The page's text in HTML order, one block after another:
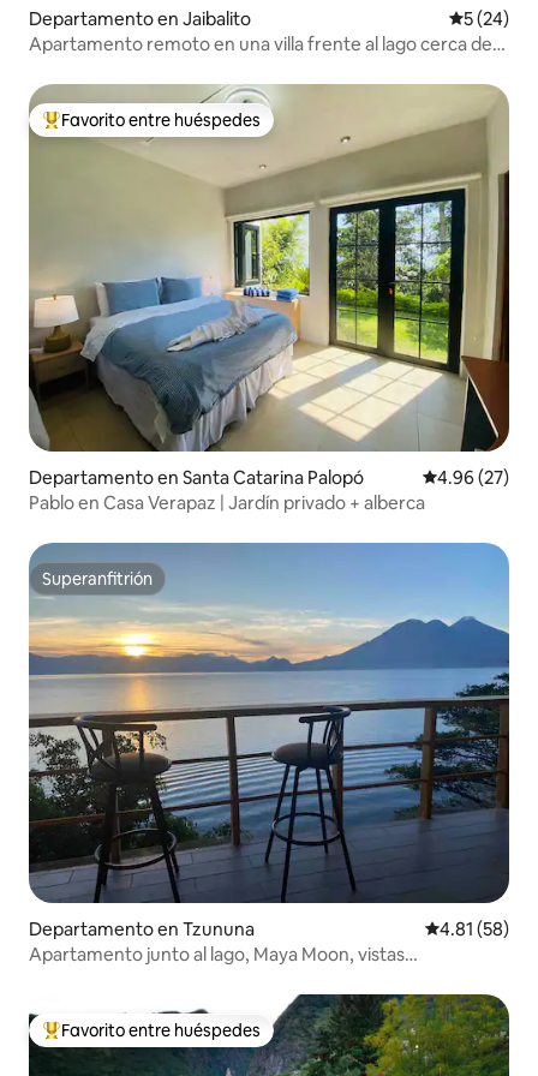
Departamento en Jaibalito
5 (24)
Apartamento remoto en una villa frente al lago cerca de
De los mejores en Favorito entre huéspedes
Favorito entre huéspedes
Departamento en Santa Catarina Palopó Calificación
4.96 (27)
Pablo en Casa Verapaz | Jardín privado + alberca
Superanfitrión
Superanfitrión
Departamento en Tzununa Calificación
4.81 (58)
Apartamento junto al lago, Maya Moon, vistas
De los mejores en Favorito entre huéspedes
Favorito entre huéspedes